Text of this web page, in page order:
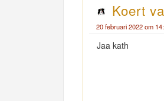
Koert
20 februari 2022 om
Jaa kath